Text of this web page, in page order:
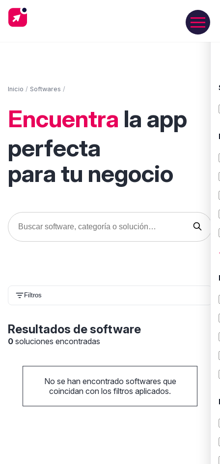
Inicio / Softwares /
Encuentra la app
perfecta
para tu negocio
Filtros
Resultados de software
0 soluciones encontradas
No se han encontrado softwares que
coincidan con los filtros aplicados.